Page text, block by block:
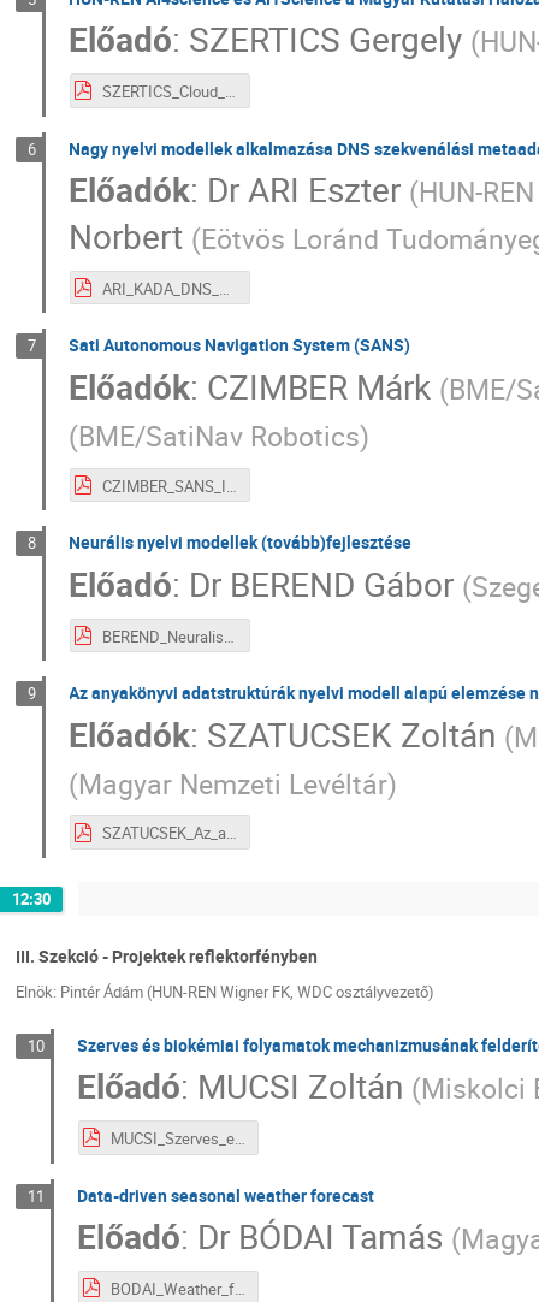
Előadó: SZERTICS Gergely (
SZERTICS_Cloud_AI_in_science_II_1.pdf
6 Nagy nyelvi modellek alkalmazása DNS szekvenálási
Előadók: DrARI Eszter (HUN-
Norbert (Eötvös Loránd
ARI_KADA_DNS_szekvenalas_meta_II_2.pdf
7 Sati Autonomous Navigation System (SANS)
Előadók: CZIMBER Márk (BME/
(BME/SatiNav Robotics)
CZIMBER_SANS_II_3.pdf
8 Neurális nyelvi modellek (tovább)fejlesztése
Előadó: Dr BEREND Gábor (
9 Az anyakönyvi adatstruktúrák nyelvi modell alapú
Előadók: SZATUCSEK Zoltán (
(Magyar Nemzeti Levéltár)
SZATUCSEK_Az_anyakonyvi adatstrukturák_II_5.pdf
12:30
III. Szekció - Projektek reflektorfényben
Elnök: Pintér Ádám (HUN-REN Wigner FK, WDC osztályvezető)
10 Szerves és biokémiai folyamatok mechanizmusának
Előadó: MUCSI Zoltán (Miskolci
MUCSI_Szerves_es_biokemiai_folyamatok_III_1.pdf
11 Data-driven seasonal weather forecast
Előadó: Dr BÓDAI Tamás (
BODAI_Weather_forecast_III_2.pdf